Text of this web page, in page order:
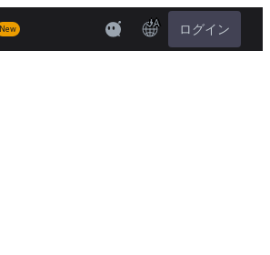
New
JA ログイン